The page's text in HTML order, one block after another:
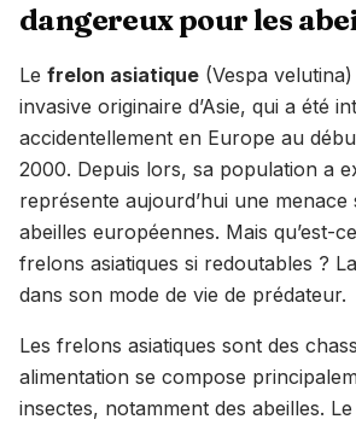
dangereux pour les
Le frelon asiatique (Vespa
invasive originaire d’Asie, qui a été
accidentellement en Europe au
2000. Depuis lors, sa population a
représente aujourd’hui une
abeilles européennes. Mais qu’est-
frelons asiatiques si redoutables ?
dans son mode de vie de prédateur.
Les frelons asiatiques sont des
alimentation se compose
insectes, notamment des abeilles. Le